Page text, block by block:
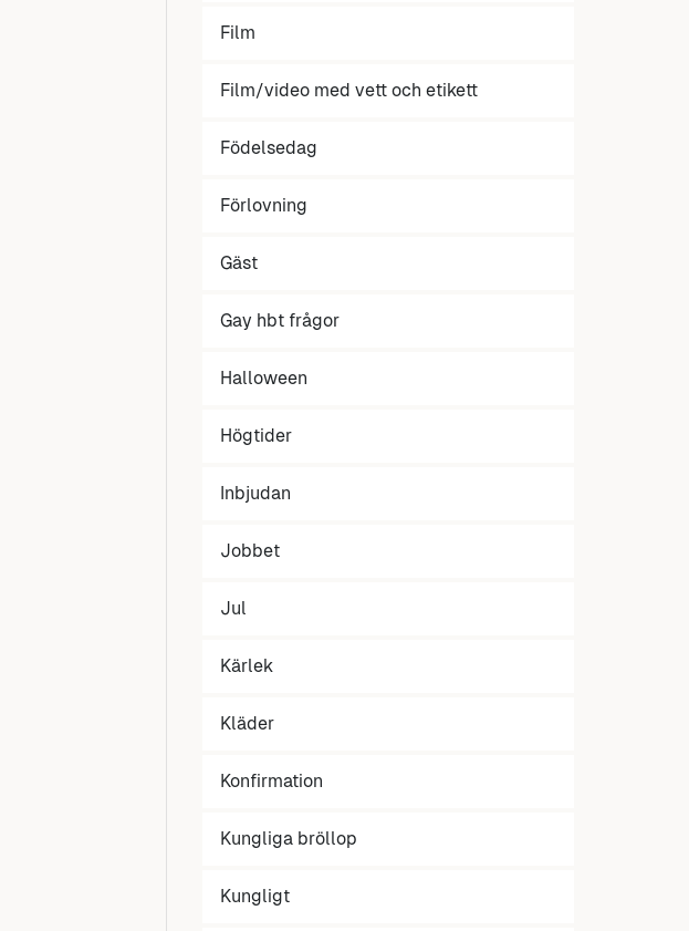
Film
Film/video med vett och etikett
Födelsedag
Förlovning
Gäst
Gay hbt frågor
Halloween
Högtider
Inbjudan
Jobbet
Jul
Kärlek
Kläder
Konfirmation
Kungliga bröllop
Kungligt